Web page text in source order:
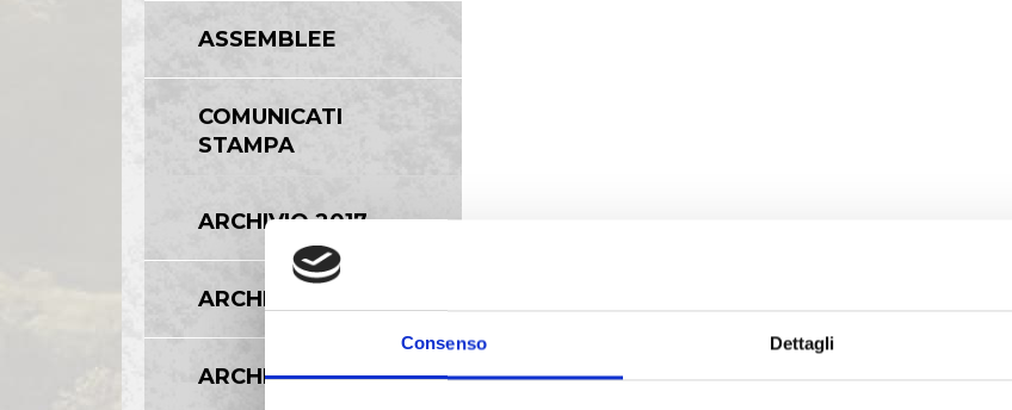
Consenso Dettagli
ASSEMBLEE
COMUNICATI
STAMPA
ARCHIVIO 2017
ARCHIVIO 2016
ARCHIVIO 2015